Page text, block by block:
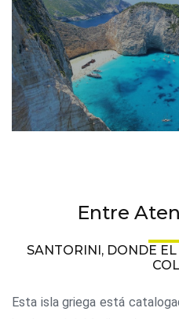
Entre
SANTORINI, DONDE
Esta isla griega está